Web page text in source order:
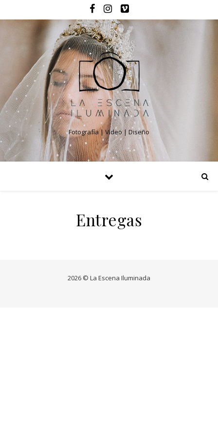
Fotografía | Video | Diseño
Entregas
2026 © La Escena Iluminada